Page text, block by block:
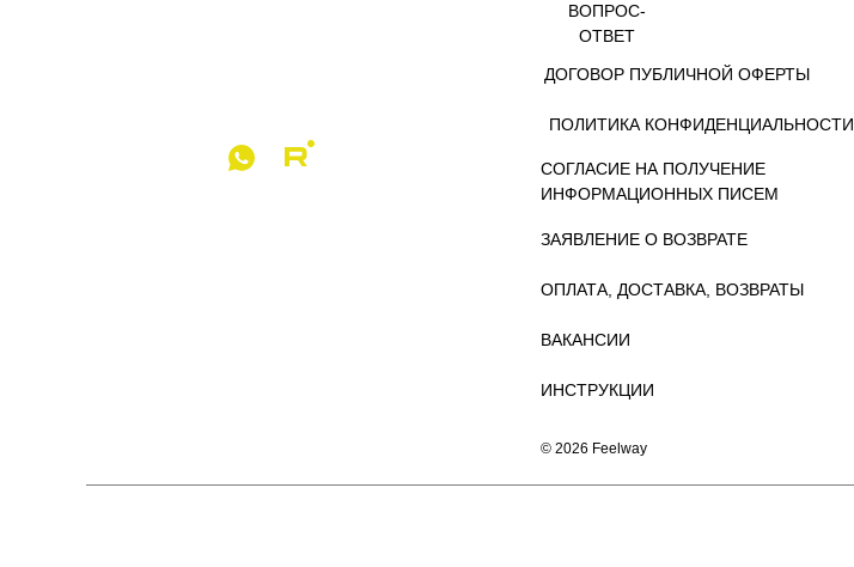
ВОПРОС-
ОТВЕТ
ДОГОВОР ПУБЛИЧНОЙ ОФЕРТЫ
ПОЛИТИКА КОНФИДЕНЦИАЛЬНОСТИ
© 2026 Feelway
ЗАЯВЛЕНИЕ О ВОЗВРАТЕ
ВАКАНСИИ
ИНСТРУКЦИИ
ОПЛАТА, ДОСТАВКА, ВОЗВРАТЫ
СОГЛАСИЕ НА ПОЛУЧЕНИЕ
ИНФОРМАЦИОННЫХ ПИСЕМ